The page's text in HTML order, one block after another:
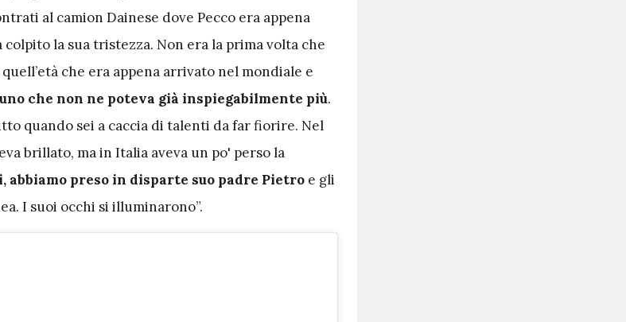
al camion Dainese dove Pecco era appena
la sua tristezza. Non era la prima volta che
che era appena arrivato nel mondiale e
che non ne poteva già inspiegabilmente più.
quando sei a caccia di talenti da far fiorire. Nel
brillato, ma in Italia aveva un po' perso la
abbiamo preso in disparte suo padre Pietro e gli
I suoi occhi si illuminarono”.